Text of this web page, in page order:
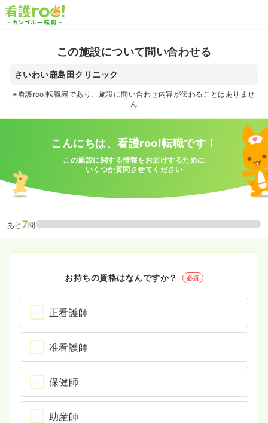
この施設について問い合わせる
さいわい鹿島田クリニック
※看護roo!転職宛であり、施設に問い合わせ内容が伝わることはありませ
ん
こんにちは、看護roo!転職です！
この施設に関する情報をお届けするために
いくつか質問させてください
あと 7問
お持ちの資格はなんですか？ 必須
正看護師
准看護師
保健師
助産師